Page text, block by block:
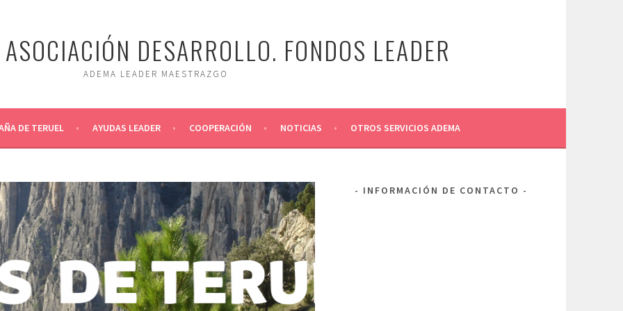
DESARROLLO. FONDOS LEADER
ADEMA LEADER MAESTRAZGO
DE TERUEL AYUDAS LEADER COOPERACIÓN NOTICIAS OTROS SERVICIOS ADEMA
INFORMACIÓN DE CONTACTO